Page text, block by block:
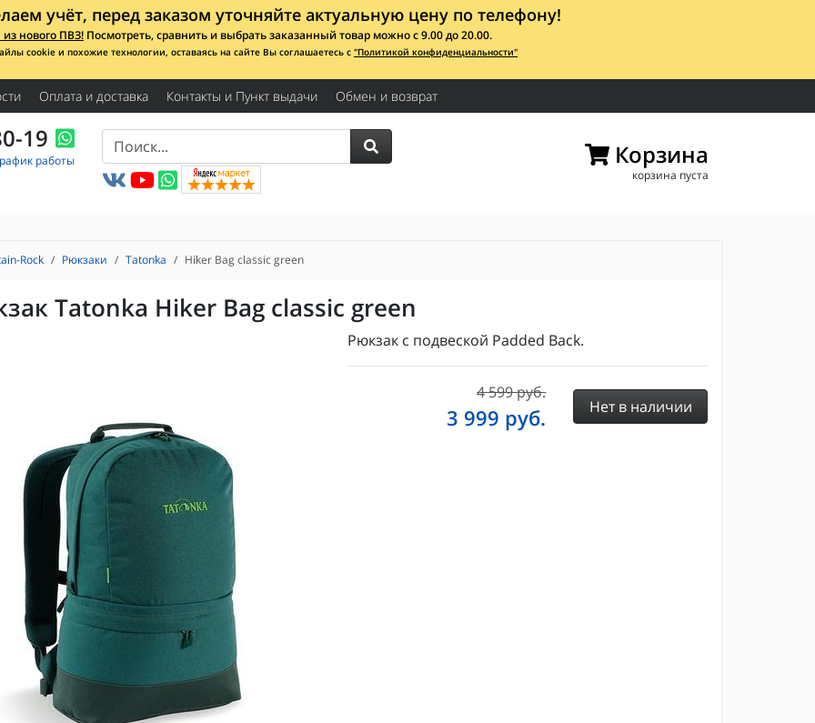
учёт, перед заказом уточняйте актуальную цену по телефону!
нового ПВЗ! Посмотреть, сравнить и выбрать заказанный товар можно с 9.00 до 20.00.
cookie и похожие технологии, оставаясь на сайте Вы соглашаетесь с "Политикой конфиденциальности"
Оплата и доставка Контакты и Пункт выдачи Обмен и возврат
19
работы Корзина
корзина пуста
Rock Рюкзаки Tatonka Hiker Bag classic green
Tatonka Hiker Bag classic green
Рюкзак с подвеской Padded Back.
4 599 руб.
3 999 руб. Нет в наличии